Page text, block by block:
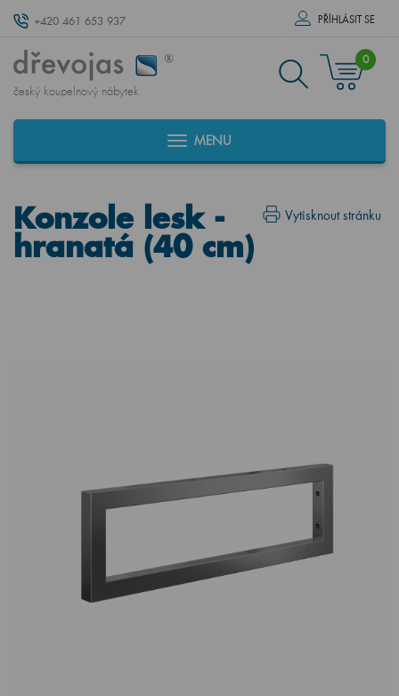
+420 461 653 937 PŘÍHLÁSIT SE
český koupelnový nábytek
0
MENU
Vytisknout stránku
Konzole lesk -
hranatá (40 cm)